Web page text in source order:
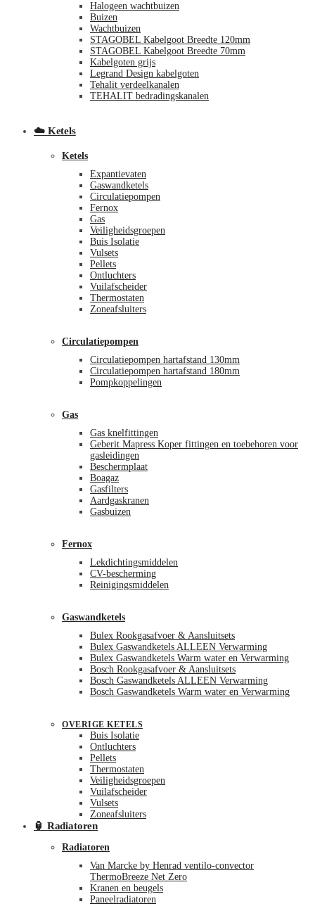
Halogeen wachtbuizen
Buizen
Wachtbuizen
STAGOBEL Kabelgoot Breedte 120mm
STAGOBEL Kabelgoot Breedte 70mm
Kabelgoten grijs
Legrand Design kabelgoten
Tehalit verdeelkanalen
TEHALIT bedradingskanalen
☁️ Ketels
Ketels
Expantievaten
Gaswandketels
Circulatiepompen
Fernox
Gas
Veiligheidsgroepen
Buis Isolatie
Vulsets
Pellets
Ontluchters
Vuilafscheider
Thermostaten
Zoneafsluiters
Circulatiepompen
Circulatiepompen hartafstand 130mm
Circulatiepompen hartafstand 180mm
Pompkoppelingen
Gas
Gas knelfittingen
Geberit Mapress Koper fittingen en toebehoren voor
gasleidingen
Beschermplaat
Boagaz
Gasfilters
Aardgaskranen
Gasbuizen
Fernox
Lekdichtingsmiddelen
CV-bescherming
Reinigingsmiddelen
Gaswandketels
Bulex Rookgasafvoer & Aansluitsets
Bulex Gaswandketels ALLEEN Verwarming
Bulex Gaswandketels Warm water en Verwarming
Bosch Rookgasafvoer & Aansluitsets
Bosch Gaswandketels ALLEEN Verwarming
Bosch Gaswandketels Warm water en Verwarming
OVERIGE KETELS
Buis Isolatie
Ontluchters
Pellets
Thermostaten
Veiligheidsgroepen
Vuilafscheider
Vulsets
Zoneafsluiters
🏮 Radiatoren
Radiatoren
Van Marcke by Henrad ventilo-convector
ThermoBreeze Net Zero
Kranen en beugels
Paneelradiatoren